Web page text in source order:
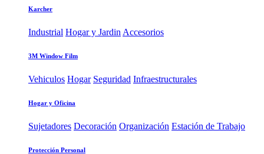
Karcher
Industrial Hogar y Jardin Accesorios
3M Window Film
Vehiculos Hogar Seguridad Infraestructurales
Hogar y Oficina
Sujetadores Decoración Organización Estación de Trabajo
Protección Personal